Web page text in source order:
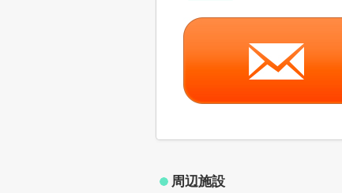
周辺施設